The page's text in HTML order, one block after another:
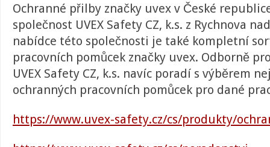
Ochranné přilby značky uvex v České
společnost UVEX Safety CZ, k.s. z Rychnova
nabídce této společnosti je také kompletní
pracovních pomůcek značky uvex. Odborně
UVEX Safety CZ, k.s. navíc poradí s výběrem
ochranných pracovních pomůcek pro dané
https://www.uvex-safety.cz/cs/produkty/